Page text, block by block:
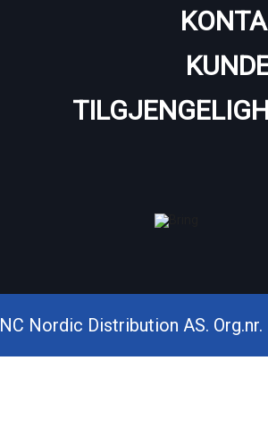
Nordic Distribution AS.